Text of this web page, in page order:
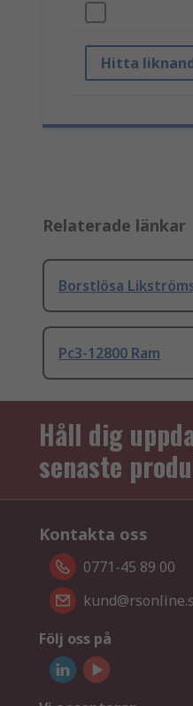
Hitta
Relaterade länkar
Borstlösa
Pc3-12800 Ram
Håll dig
senaste
Kontakta oss
0771-45 89 00
Följ oss på